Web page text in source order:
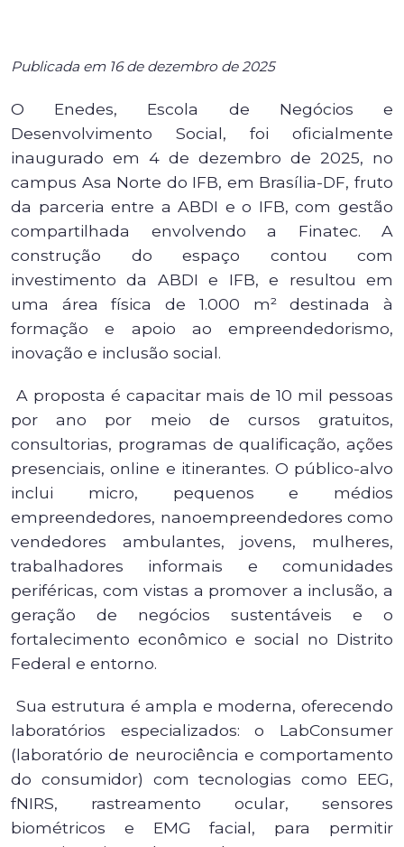
Publicada em 16 de dezembro de 2025
O Enedes, Escola de Negócios e
Desenvolvimento Social, foi oficialmente
inaugurado em 4 de dezembro de 2025, no
campus Asa Norte do IFB, em Brasília-DF, fruto
da parceria entre a ABDI e o IFB, com gestão
compartilhada envolvendo a Finatec. A
construção do espaço contou com
investimento da ABDI e IFB, e resultou em
uma área física de 1.000 m² destinada à
formação e apoio ao empreendedorismo,
inovação e inclusão social.
A proposta é capacitar mais de 10 mil pessoas
por ano por meio de cursos gratuitos,
consultorias, programas de qualificação, ações
presenciais, online e itinerantes. O público-alvo
inclui micro, pequenos e médios
empreendedores, nanoempreendedores como
vendedores ambulantes, jovens, mulheres,
trabalhadores informais e comunidades
periféricas, com vistas a promover a inclusão, a
geração de negócios sustentáveis e o
fortalecimento econômico e social no Distrito
Federal e entorno.
Sua estrutura é ampla e moderna, oferecendo
laboratórios especializados: o LabConsumer
(laboratório de neurociência e comportamento
do consumidor) com tecnologias como EEG,
fNIRS, rastreamento ocular, sensores
biométricos e EMG facial, para permitir